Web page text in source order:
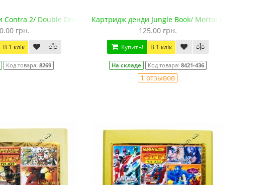
Contra 2/ Double Dragon 2/ Ninja Dragon 2/ Tom Jerry
грн.
В 1 клік
Код товара:8269
Картридж денди Jungle Book/ Mortal Kombat 4+5/
125.00 грн.
Купить! В 1 клік
На складе Код товара: 8421-436
1 отзывов